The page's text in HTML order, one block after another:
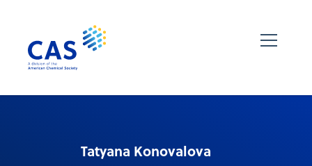
Tatyana Konovalova